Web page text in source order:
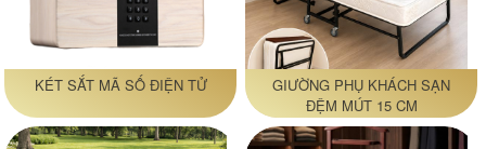
KÉT SẮT MÃ SỐ ĐIỆN TỬ
GIƯỜNG PHỤ KHÁCH SẠN
ĐỆM MÚT 15 CM